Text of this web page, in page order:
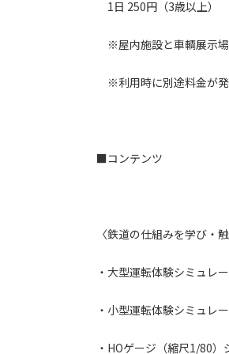
1日 250円（3歳以上）
※屋内施設と車輌展示
※利用時に別途料金が発
■コンテンツ
〈鉄道の仕組みを学び・
・大型運転体験シミュレ
・小型運転体験シミュレ
・HOゲージ（縮尺1/80）